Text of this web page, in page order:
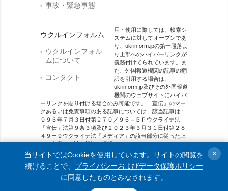
事故・緊急事態
ウクルインフォルム
ウクルインフォル
ムについて
コンタクト
用・使用に際しては、検索シ
ステムに対してオープンであ
り、ukrinform.jpの第一段落よ
り上部へのハイパーリンクが
義務付けてられています。ま
た、外国報道機関の記事の翻
訳を引用する場合は、
ukrinform.jp及びその外国報道
機関のウェブサイトにハイパ
ーリンクを貼り付ける場合のみ可能です。「宣伝」のマー
クあるいは免責事項のある記事については、該当記事は１
９９６年７月３日付第２７０／９６－ＢＰウクライナ法
「宣伝」法第９条３項及び２０２３年３月３１日付第２８
４９ー９ウクライナ法「メディア」の該当部分に従った上
で、合意／会計を根拠に掲載されています。
オンラインメディア主体 メディア識別番号：R40-01421.
© 2015-2026 Ukrinform. All rights reserved.
当サイトではCookieを使用しています。サイトの閲覧を
続けることで、 プライバシーおよびデータ保護ポリシー
に同意したものとみなされます。
×